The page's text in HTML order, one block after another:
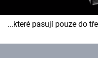
...které pasují pouze do